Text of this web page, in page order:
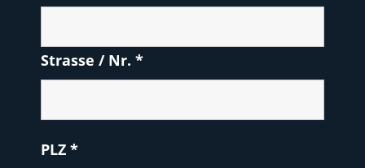
Strasse / Nr. *
PLZ *